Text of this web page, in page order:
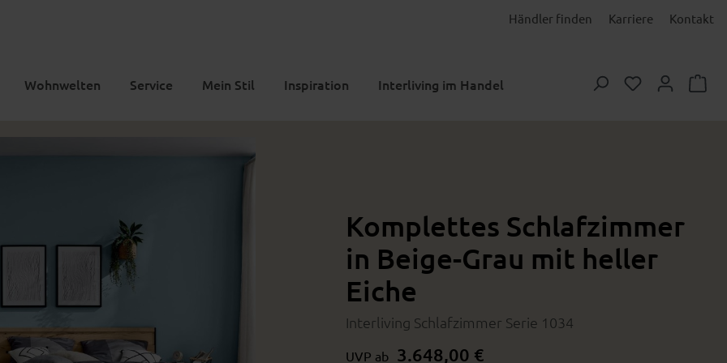
Händler finden Karriere Kontakt
Wohnwelten Service Mein Stil Inspiration Interliving im Handel Du hast 0
Komplettes Schlafzimmer
in Beige-Grau mit heller
Eiche
Interliving Schlafzimmer Serie 1034
UVP ab 3.648,00 €